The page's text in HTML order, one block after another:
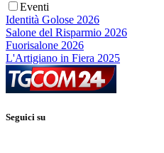
Eventi
Identità Golose 2026
Salone del Risparmio 2026
Fuorisalone 2026
L'Artigiano in Fiera 2025
Seguici su